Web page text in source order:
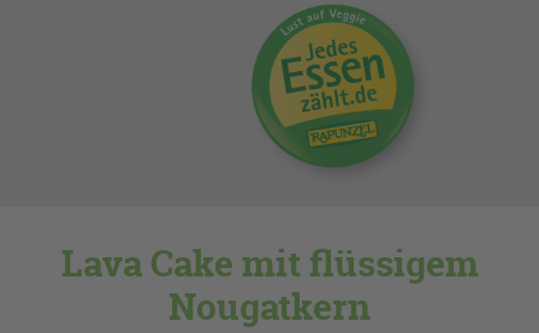
Lava Cake mit flüssigem
Nougatkern